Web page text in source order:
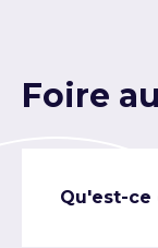
Foire
Qu'est-ce